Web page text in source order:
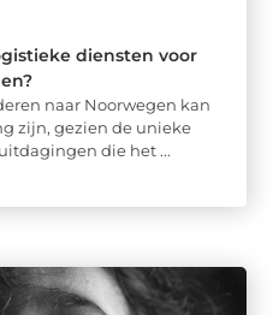
diensten voor
naar Noorwegen kan
zijn, gezien de unieke
die het ...